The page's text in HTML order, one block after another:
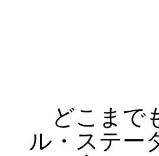
どこまで
ル・ステー